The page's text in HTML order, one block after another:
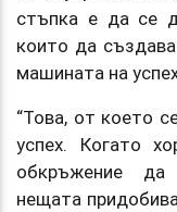
стъпка е да се
които да
машината на
“Това, от което
успех. Когато
обкръжение да
нещата